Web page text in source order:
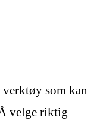
som kan
velge riktig